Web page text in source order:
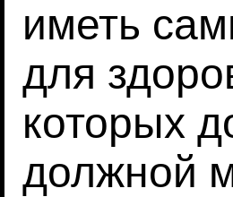
иметь
для
которых
должной